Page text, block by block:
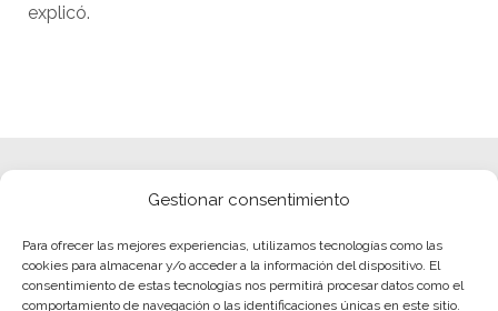
Gestionar consentimiento
Para ofrecer las mejores experiencias, utilizamos tecnologías como las
cookies para almacenar y/o acceder a la información del dispositivo. El
consentimiento de estas tecnologías nos permitirá procesar datos como el
comportamiento de navegación o las identificaciones únicas en este sitio.
explicó.